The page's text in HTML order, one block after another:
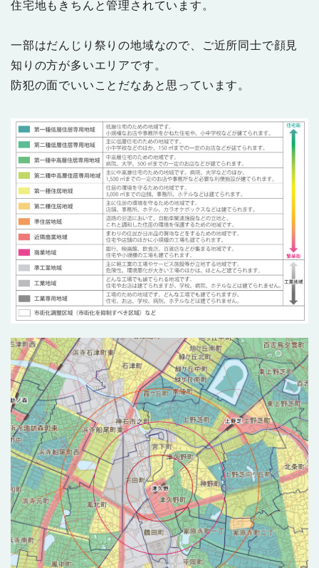
住宅地もきちんと管理されています。
一部はだんじり祭りの地域なので、ご近所同士で顔見
知りの方が多いエリアです。
防犯の面でいいことだなあと思っています。